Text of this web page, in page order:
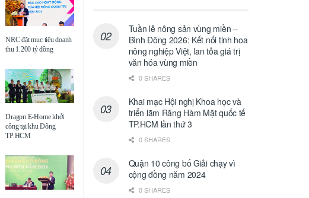
NRC đặt mục tiêu doanh
thu 1.200 tỷ đồng
Dragon E-Home khởi
công tại khu Đông
TP.HCM
Tuần lễ nông sản vùng miền –
Bình Đông 2026: Kết nối tinh hoa
nông nghiệp Việt, lan tỏa giá trị
văn hóa vùng miền
0 SHARES
Khai mạc Hội nghị Khoa học và
triển lãm Răng Hàm Mặt quốc tế
TP.HCM lần thứ 3
0 SHARES
Quận 10 công bố Giải chạy vì
cộng đồng năm 2024
0 SHARES